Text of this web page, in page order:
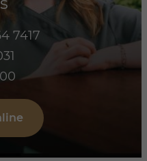
7417